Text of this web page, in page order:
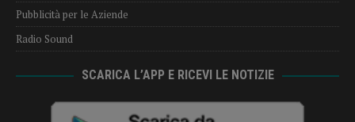
Pubblicità per le Aziende
Radio Sound
SCARICA L’APP E RICEVI LE NOTIZIE